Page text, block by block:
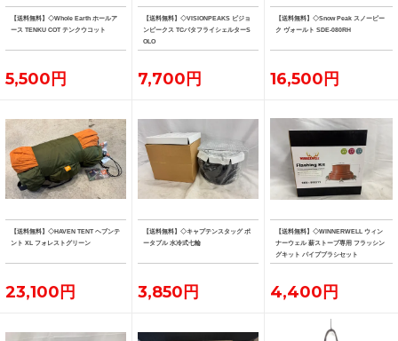
【送料無料】◇Whole Earth ホールア
ース TENKU COT テンクウコット
5,500円
【送料無料】◇VISIONPEAKS ビジョ
ンピークス TCバタフライシェルターS
OLO
7,700円
【送料無料】◇Snow Peak スノーピー
ク ヴォールト SDE-080RH
16,500円
【送料無料】◇HAVEN TENT ヘブンテ
ント XL フォレストグリーン
23,100円
【送料無料】◇キャプテンスタッグ ポ
ータブル 水冷式七輪
3,850円
【送料無料】◇WINNERWELL ウィン
ナーウェル 薪ストーブ専用 フラッシン
グキット パイプブラシセット
4,400円